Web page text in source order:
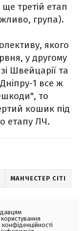
третій етап
група).
якого
у другому
Швейцарії та
1 все ж
то
кошик під
етапу ЛЧ.
МАНЧЕСТЕР СІТІ
конфіденційності